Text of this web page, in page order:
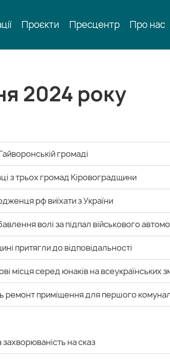
Проєкти Пресцентр Про нас
2024 року
громаді
з трьох громад Кіровоградщини
рф виїхати з України
волі за підпал військового
притягли до відповідальності
місця серед юнаків на всеукраїнських
ремонт приміщення для першого
на сказ